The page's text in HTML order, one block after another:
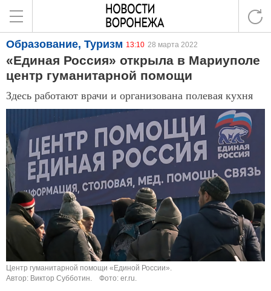
Образование, Туризм 13:10 28 марта 2022
«Единая Россия» открыла в Мариуполе
центр гуманитарной помощи
Здесь работают врачи и организована полевая кухня
Центр гуманитарной помощи «Единой России».
Автор: Виктор Субботин.
Фото: er.ru.